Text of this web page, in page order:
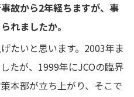
から2年経ちますが、事
れましたか。
たいと思います。2003年ま
たが、1999年にJCOの臨界
本部が立ち上がり、そこで